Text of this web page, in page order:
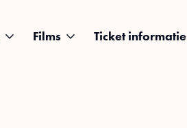
Films Ticket informatie